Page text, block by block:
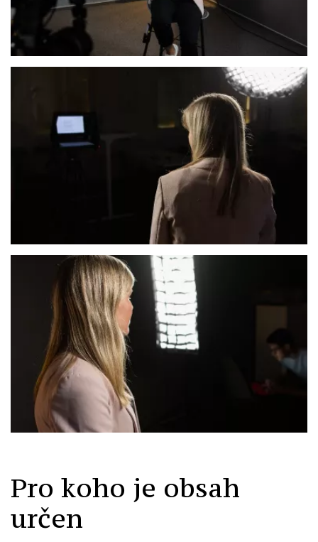
Pro koho je obsah
určen